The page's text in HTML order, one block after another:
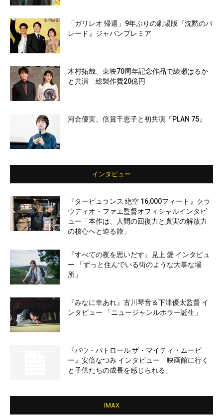
「ガリレオ 帰還」9年ぶりの劇場版『沈黙のパ
レード』ジャパンプレミア
木村拓哉、東映70周年記念作品で綾瀬はるか
と共演 総製作費20億円
河合優実、倍賞千恵子と初共演『PLAN 75』
インタビュー
『タービュランス 絶空 16,000フィート』クラ
ウディオ・ファエ監督オフィシャルインタビ
ュー「本作は、人間の回復力と真実の解放力
の核心へと迫る旅」
『すべての夜を思いだす』見上 愛 インタビュ
ー 「ずっと住んでいる街のような大事な場
所」
『みなに幸あれ』古川琴音＆下津優太監督 イ
ンタビュー 「ニュージャンルホラー誕生」
『パウ・パトロール ザ・マイティ・ムービ
ー』安倍なつみ インタビュー「映画館に行く
と子供たちの成長を感じられる」
IMAX